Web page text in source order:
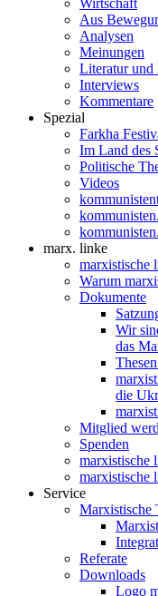
Aus
Analysen
Meinungen
Literatur und
Interviews
Kommentare
Spezial
Farkha
Im Land des
Politische
Videos
marx. linke
marxistische
Warum
Dokumente
Wir
das
die
Mitglied
Spenden
marxistische
marxistische
Service
Marxistische
Referate
Downloads
Logo